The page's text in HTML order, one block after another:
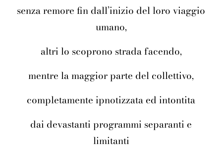
senza remore fin dall’inizio del loro viaggio
umano,
altri lo scoprono strada facendo,
mentre la maggior parte del collettivo,
completamente ipnotizzata ed intontita
dai devastanti programmi separanti e
limitanti